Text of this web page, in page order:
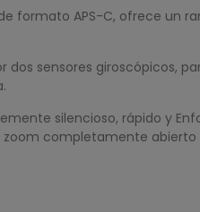
formato APS-C, ofrece un
sensores giroscópicos,
silencioso, rápido y
completamente